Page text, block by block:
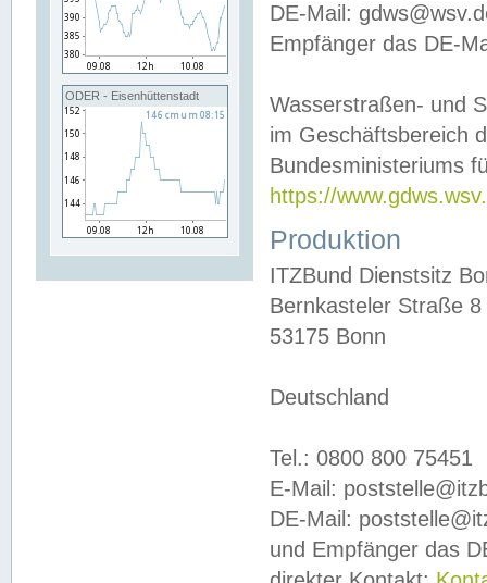
ODER - Eisenhüttenstadt
DE-Mail:
Empfänger das DE-
Wasserstraßen- und
im Geschäftsbereich
Bundesministeriums
https://
Produktion
ITZBund Dienstsitz
Bernkasteler Straße 8
53175 Bonn
Deutschland
Tel.: 0800 800 75451
E-Mail:
DE-Mail:
und Empfänger das